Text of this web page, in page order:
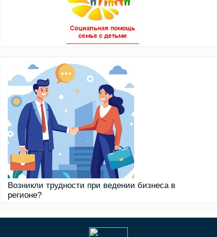
Возникли трудности при ведении бизнеса в
регионе?